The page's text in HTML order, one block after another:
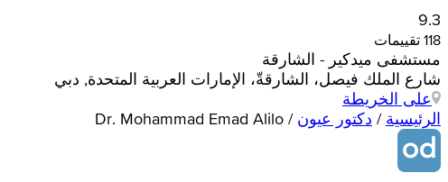
9.3
118 تقييمات
مستشفى ميدكير - الشارقة
شارع الملك فيصل، الشارقةّ، الإمارات العربية المتحدة, دبي
على الخريطة
الرئيسية / دكتور عيون /
Dr. Mohammad Emad Alilo